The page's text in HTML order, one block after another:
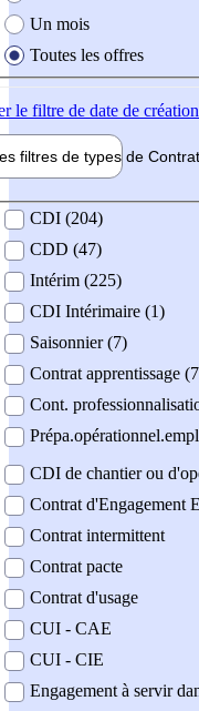
Un mois
Toutes les offres
le filtre de date de
filtres de types de Contrat
contrat
CDI (204)
CDD (47)
Intérim (225)
CDI Intérimaire (1)
Saisonnier (7)
Contrat apprentissage
Cont.
CDI de chantier ou
Contrat d'Engagement
Contrat intermittent
Contrat pacte
Contrat d'usage
CUI - CAE
CUI - CIE
Engagement à servir